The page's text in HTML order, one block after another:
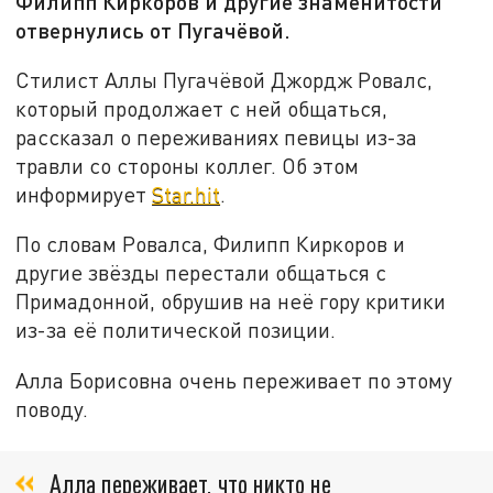
отвернулись от Пугачёвой.
Стилист Аллы Пугачёвой Джордж Ровалс,
который продолжает с ней общаться,
рассказал о переживаниях певицы из-за
травли со стороны коллег. Об этом
информируетStar.hit.
По словам Ровалса, Филипп Киркоров и
другие звёзды перестали общаться с
Примадонной, обрушив на неё гору критики
из-за её политической позиции.
Алла Борисовна очень переживает по этому
поводу.
Алла переживает, что никто не